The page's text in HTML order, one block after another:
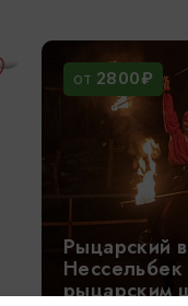
ОТ 2800₽
Рыцарский
рыцарским